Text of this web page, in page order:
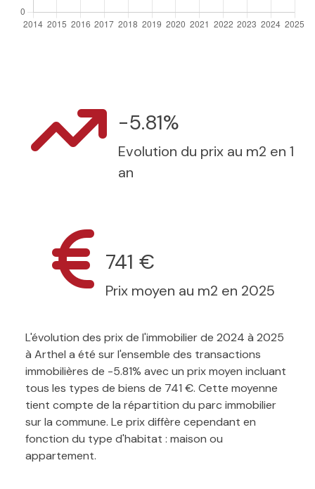
-5.81%
Evolution du prix au m2 en 1
an
741 €
Prix moyen au m2 en 2025
L'évolution des prix de l'immobilier de 2024 à 2025
à Arthel a été sur l'ensemble des transactions
immobilières de -5.81% avec un prix moyen incluant
tous les types de biens de 741 €. Cette moyenne
tient compte de la répartition du parc immobilier
sur la commune. Le prix diffère cependant en
fonction du type d'habitat : maison ou
appartement.